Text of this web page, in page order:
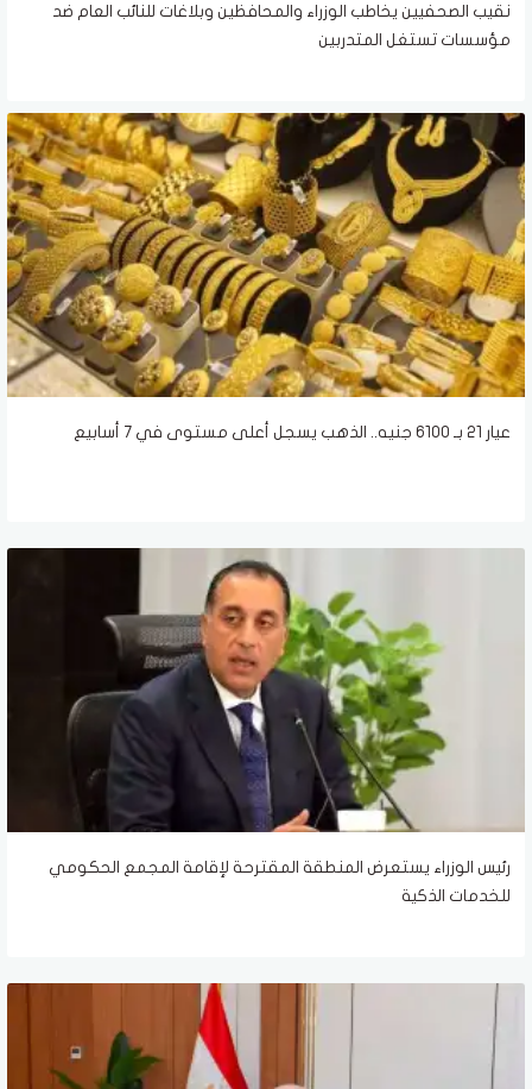
نقيب الصحفيين يخاطب الوزراء والمحافظين وبلاغات للنائب العام ضد
مؤسسات تستغل المتدربين
عيار 21 بـ 6100 جنيه.. الذهب يسجل أعلى مستوى في 7 أسابيع
رئيس الوزراء يستعرض المنطقة المقترحة لإقامة المجمع الحكومي
للخدمات الذكية